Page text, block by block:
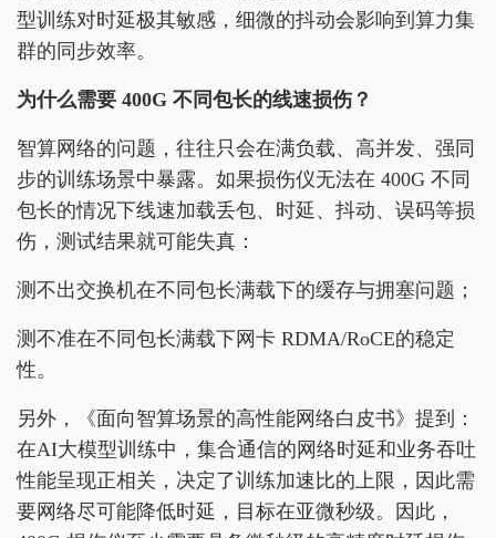
型训练对时延极其敏感，细微的抖动会影响到算力集
群的同步效率。
为什么需要 400G 不同包长的线速损伤？
智算网络的问题，往往只会在满负载、高并发、强同
步的训练场景中暴露。如果损伤仪无法在 400G 不同
包长的情况下线速加载丢包、时延、抖动、误码等损
伤，测试结果就可能失真：
测不出交换机在不同包长满载下的缓存与拥塞问题；
测不准在不同包长满载下网卡 RDMA/RoCE的稳定
性。
另外，《面向智算场景的高性能网络白皮书》提到：
在AI大模型训练中，集合通信的网络时延和业务吞吐
性能呈现正相关，决定了训练加速比的上限，因此需
要网络尽可能降低时延，目标在亚微秒级。因此，